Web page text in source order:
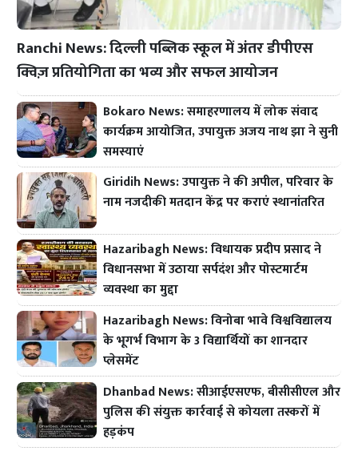
Ranchi News: दिल्ली पब्लिक स्कूल में अंतर डीपीएस
क्विज़ प्रतियोगिता का भव्य और सफल आयोजन
Bokaro News: समाहरणालय में लोक संवाद
कार्यक्रम आयोजित, उपायुक्त अजय नाथ झा ने सुनी
समस्याएं
Giridih News: उपायुक्त ने की अपील, परिवार के
नाम नजदीकी मतदान केंद्र पर कराएं स्थानांतरित
Hazaribagh News: विधायक प्रदीप प्रसाद ने
विधानसभा में उठाया सर्पदंश और पोस्टमार्टम
व्यवस्था का मुद्दा
Hazaribagh News: विनोबा भावे विश्वविद्यालय
के भूगर्भ विभाग के 3 विद्यार्थियों का शानदार
प्लेसमेंट
Dhanbad News: सीआईएसएफ, बीसीसीएल और
पुलिस की संयुक्त कार्रवाई से कोयला तस्करों में
हड़कंप